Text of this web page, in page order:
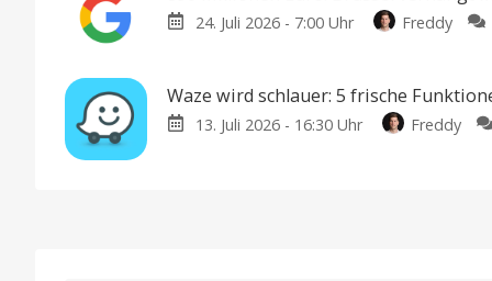
24. Juli 2026 - 7:00 Uhr Freddy
Waze wird schlauer: 5 frische
13. Juli 2026 - 16:30 Uhr Freddy